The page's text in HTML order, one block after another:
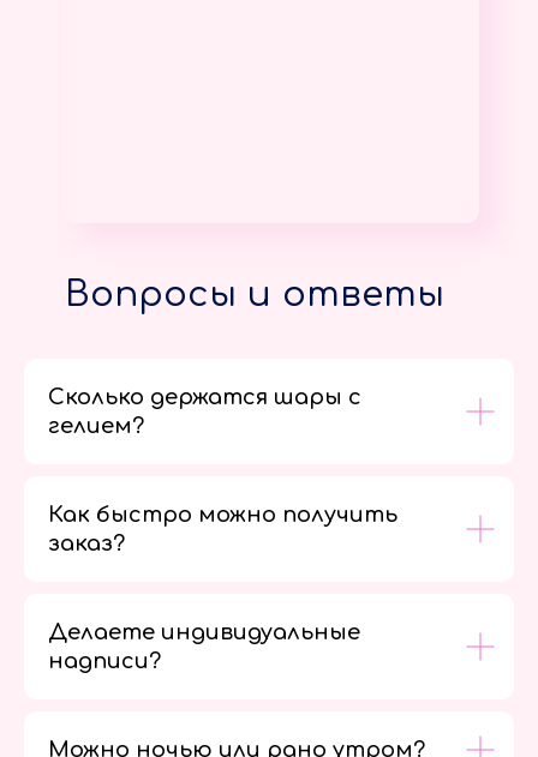
Вопросы и ответы
Сколько держатся шары с
гелием?
Как быстро можно получить
заказ?
Делаете индивидуальные
надписи?
Можно ночью или рано утром?